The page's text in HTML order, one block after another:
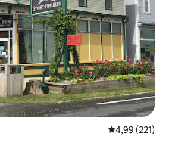
Średnia
4,99 (221)